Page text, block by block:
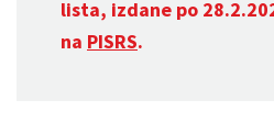
lista, izdane po
na PISRS.